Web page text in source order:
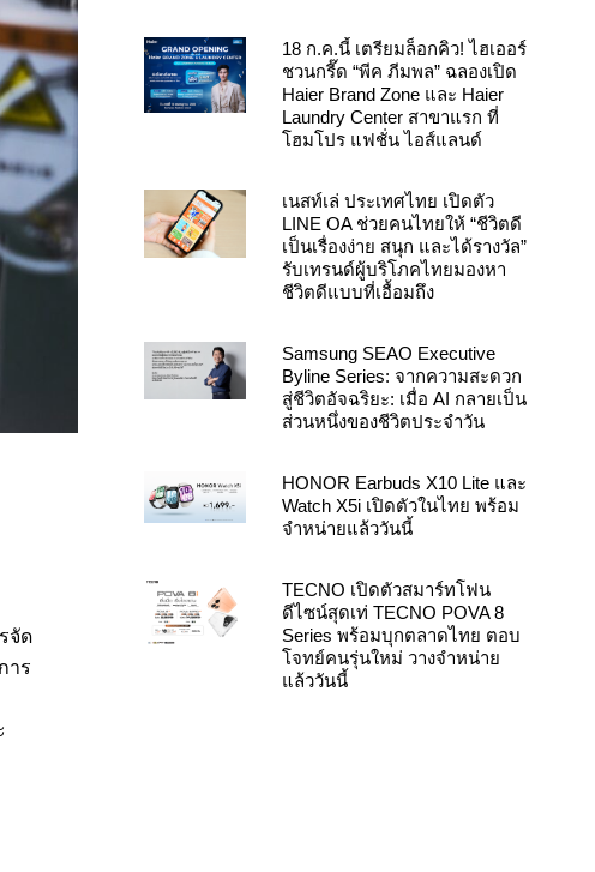
จัด
าร
18 ก.ค.นี้ เตรียมล็อกคิว! ไฮเออร์
ชวนกรี๊ด “พีค ภีมพล” ฉลองเปิด
Haier Brand Zone และ Haier
Laundry Center สาขาแรก ที่
โฮมโปร แฟชั่น ไอส์แลนด์
เนสท์เล่ ประเทศไทย เปิดตัว
LINE OA ช่วยคนไทยให้ “ชีวิตดี
เป็นเรื่องง่าย สนุก และได้รางวัล”
รับเทรนด์ผู้บริโภคไทยมองหา
ชีวิตดีแบบที่เอื้อมถึง
Samsung SEAO Executive
Byline Series: จากความสะดวก
สู่ชีวิตอัจฉริยะ: เมื่อ AI กลายเป็น
ส่วนหนึ่งของชีวิตประจำวัน
HONOR Earbuds X10 Lite และ
Watch X5i เปิดตัวในไทย พร้อม
จำหน่ายแล้ววันนี้
TECNO เปิดตัวสมาร์ทโฟน
ดีไซน์สุดเท่ TECNO POVA 8
Series พร้อมบุกตลาดไทย ตอบ
โจทย์คนรุ่นใหม่ วางจำหน่าย
แล้ววันนี้